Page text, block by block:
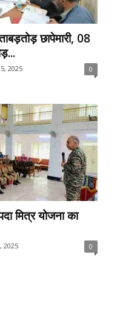
छापेमारी, 08
2025 0
मित्र योजना का
2025 0